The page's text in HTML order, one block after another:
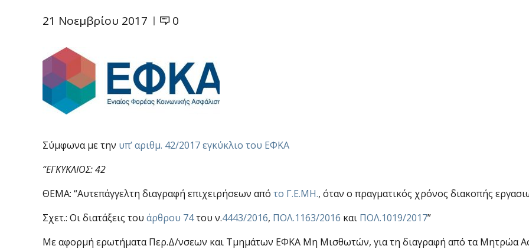
21 Νοεμβρίου 2017 0
Σύμφωνα με την υπ’ αριθμ. 42/2017 εγκύκλιο του ΕΦΚΑ
“ΕΓΚΥΚΛΙΟΣ: 42
ΘΕΜΑ: “Αυτεπάγγελτη διαγραφή επιχειρήσεων από το Γ.Ε.ΜΗ., όταν ο πραγματικός χρόνος διακοπής
Σχετ.: Οι διατάξεις του άρθρου 74του ν.4443/2016, ΠΟΛ.1163/2016 και ΠΟΛ.1019/2017”
Με αφορμή ερωτήματα Περ.Δ/νσεων και Τμημάτων ΕΦΚΑ Μη Μισθωτών, για τη διαγραφή από τα Μητρώα